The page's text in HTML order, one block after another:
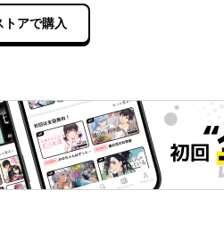
トアで購入